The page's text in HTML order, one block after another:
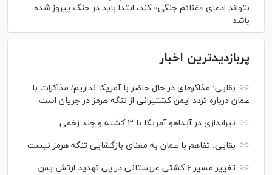
بتواند ادعای «غنائم جنگی» کند، ابتدا باید در جنگ پیروز شده
باشد
پربازدیدترین اخبار
بقایی: مذاکره‎ای در حال حاضر با آمریکا نداریم/ مذاکرات با
عمان درباره تردد ایمن کشتیرانی از تنگه هرمز در جریان است
تیراندازی در آیداهو آمریکا با ۳ کشته و چند زخمی
بقایی: تفاهم با عمان به معنای بازگشایی تنگه هرمز نیست
تغییر مسیر ۶ کشتی عربستانی در پی تهدید ارتش یمن